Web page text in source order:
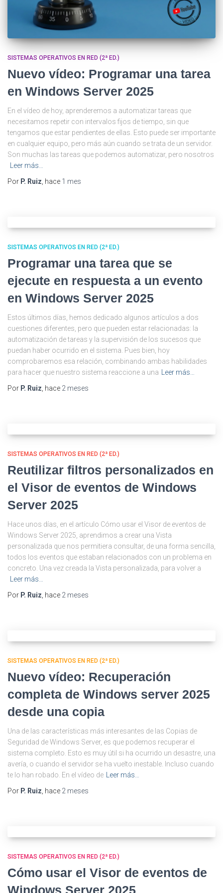
SISTEMAS OPERATIVOS EN RED (2ª ED.)
Nuevo vídeo: Programar una tarea
en Windows Server 2025
En el vídeo de hoy, aprenderemos a automatizar tareas que
necesitamos repetir con intervalos fijos de tiempo, sin que
tengamos que estar pendientes de ellas. Esto puede ser importante
en cualquier equipo, pero más aún cuando se trata de un servidor.
Son muchas las tareas que podemos automatizar, pero nosotros
Leer más…
Por P. Ruiz , hace 1 mes
SISTEMAS OPERATIVOS EN RED (2ª ED.)
Programar una tarea que se
ejecute en respuesta a un evento
en Windows Server 2025
Estos últimos días, hemos dedicado algunos artículos a dos
cuestiones diferentes, pero que pueden estar relacionadas: la
automatización de tareas y la supervisión de los sucesos que
puedan haber ocurrido en el sistema. Pues bien, hoy
comprobaremos esa relación, combinando ambas habilidades
para hacer que nuestro sistema reaccione a una
Leer más…
Por P. Ruiz , hace 2 meses
SISTEMAS OPERATIVOS EN RED (2ª ED.)
Reutilizar filtros personalizados en
el Visor de eventos de Windows
Server 2025
Hace unos días, en el artículo Cómo usar el Visor de eventos de
Windows Server 2025, aprendimos a crear una Vista
personalizada que nos permitiera consultar, de una forma sencilla,
todos los eventos que estaban relacionados con un problema en
concreto. Una vez creada la Vista personalizada, para volver a
Leer más…
Por P. Ruiz , hace 2 meses
SISTEMAS OPERATIVOS EN RED (2ª ED.)
Nuevo vídeo: Recuperación
completa de Windows server 2025
desde una copia
Una de las características más interesantes de las Copias de
Seguridad de Windows Server, es que podemos recuperar el
sistema completo. Esto es muy útil si ha ocurrido un desastre, una
avería, o cuando el servidor se ha vuelto inestable. Incluso cuando
te lo han robado. En el vídeo de
Leer más…
Por P. Ruiz , hace 2 meses
SISTEMAS OPERATIVOS EN RED (2ª ED.)
Cómo usar el Visor de eventos de
Windows Server 2025